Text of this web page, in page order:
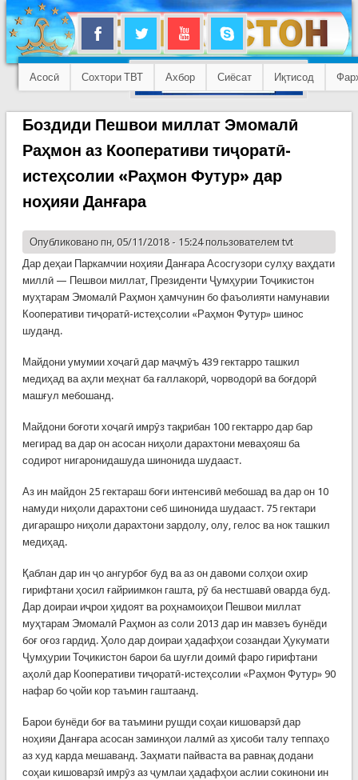
Асосӣ Сохтори ТВТ Ахбор Сиёсат Иқтисод
Боздиди Пешвои миллат Эмомалӣ
Раҳмон аз Кооперативи тиҷоратӣ-
истеҳсолии «Раҳмон Футур» дар
ноҳияи Данғара
Опубликовано пн, 05/11/2018 - 15:24 пользователем tvt
Дар деҳаи Паркамчии ноҳияи Данғара Асосгузори сулҳу ваҳдати
миллӣ — Пешвои миллат, Президенти Ҷумҳурии Тоҷикистон
муҳтарам Эмомалӣ Раҳмон ҳамчунин бо фаъолияти намунавии
Кооперативи тиҷоратӣ-истеҳсолии «Раҳмон Футур» шинос
шуданд.
Майдони умумии хоҷагӣ дар маҷмӯъ 439 гектарро ташкил
медиҳад ва аҳли меҳнат ба ғаллакорӣ, чорводорӣ ва боғдорӣ
машғул мебошанд.
Майдони боғоти хоҷагӣ имрӯз тақрибан 100 гектарро дар бар
мегирад ва дар он асосан ниҳоли дарахтони меваҳояш ба
содирот нигаронидашуда шинонида шудааст.
Аз ин майдон 25 гектараш боғи интенсивӣ мебошад ва дар он 10
намуди ниҳоли дарахтони себ шинонида шудааст. 75 гектари
дигарашро ниҳоли дарахтони зардолу, олу, гелос ва нок ташкил
медиҳад.
Қаблан дар ин ҷо ангурбоғ буд ва аз он давоми солҳои охир
гирифтани ҳосил ғайриимкон гашта, рӯ ба нестшавӣ оварда буд.
Дар доираи иҷрои ҳидоят ва роҳнамоиҳои Пешвои миллат
муҳтарам Эмомалӣ Раҳмон аз соли 2013 дар ин мавзеъ бунёди
боғ оғоз гардид. Ҳоло дар доираи ҳадафҳои созандаи Ҳукумати
Ҷумҳурии Тоҷикистон барои ба шуғли доимӣ фаро гирифтани
аҳолӣ дар Кооперативи тиҷоратӣ-истеҳсолии «Раҳмон Футур» 90
нафар бо ҷойи кор таъмин гаштаанд.
Барои бунёди боғ ва таъмини рушди соҳаи кишоварзӣ дар
ноҳияи Данғара асосан заминҳои лалмӣ аз ҳисоби талу теппаҳо
аз худ карда мешаванд. Заҳмати пайваста ва равнақ додани
соҳаи кишоварзӣ имрӯз аз ҷумлаи ҳадафҳои аслии сокинони ин